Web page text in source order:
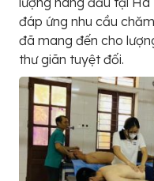
đáp ứng nhu cầu
đã mang đến cho
thư giãn tuyệt đối.